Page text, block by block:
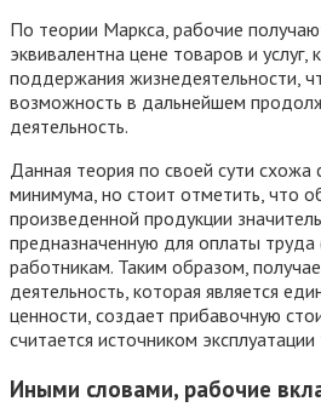
По теории Маркса, рабочие
эквивалентна цене товаров и
поддержания жизнедеятельности,
возможность в дальнейшем
деятельность.
Данная теория по своей сути схожа
минимума, но стоит отметить, что
произведенной продукции
предназначенную для оплаты труда
работникам. Таким образом,
деятельность, которая является
ценности, создает прибавочную
считается источником
Иными словами, рабочие